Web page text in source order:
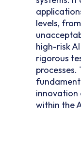
levels,
high-risk
rigorous
innovation
within the